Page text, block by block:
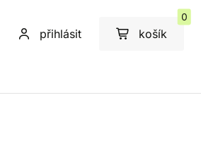
přihlásit košík
0